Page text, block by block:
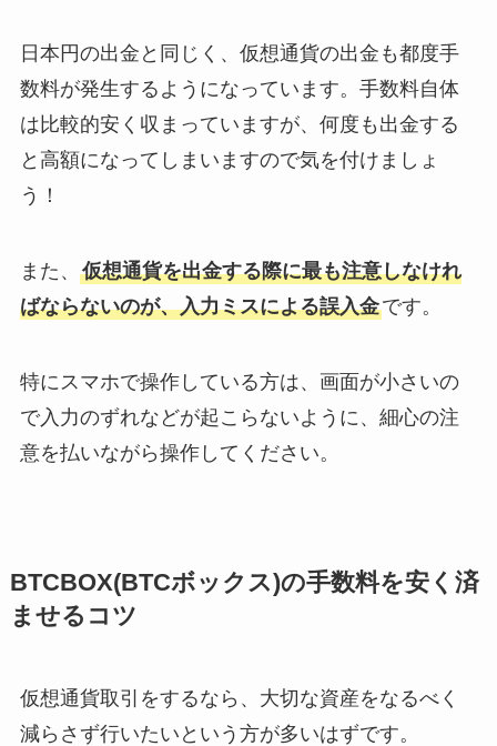
日本円の出金と同じく、仮想通貨の出金も都度手
数料が発生するようになっています。手数料自体
は比較的安く収まっていますが、何度も出金する
と高額になってしまいますので気を付けましょ
う！
また、 仮想通貨を出金する際に最も注意しなけれ
ばならないのが、入力ミスによる誤入金です。
特にスマホで操作している方は、画面が小さいの
で入力のずれなどが起こらないように、細心の注
意を払いながら操作してください。
BTCBOX(BTCボックス)の手数料を安く済
ませるコツ
仮想通貨取引をするなら、大切な資産をなるべく
減らさず行いたいという方が多いはずです。